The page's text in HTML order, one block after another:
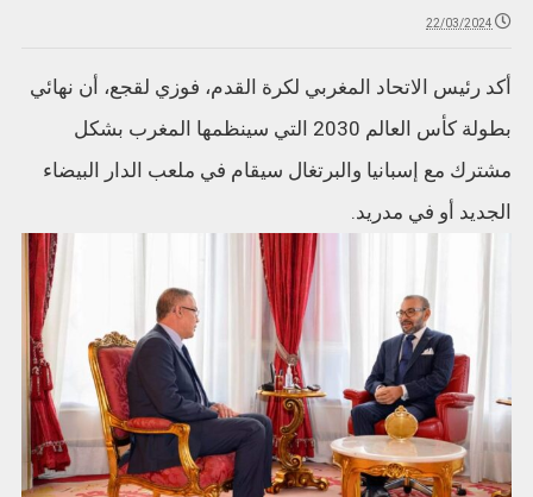
22/03/2024
أكد رئيس الاتحاد المغربي لكرة القدم، فوزي لقجع، أن نهائي
بطولة كأس العالم 2030 التي سينظمها المغرب بشكل
مشترك مع إسبانيا والبرتغال سيقام في ملعب الدار البيضاء
الجديد أو في مدريد.